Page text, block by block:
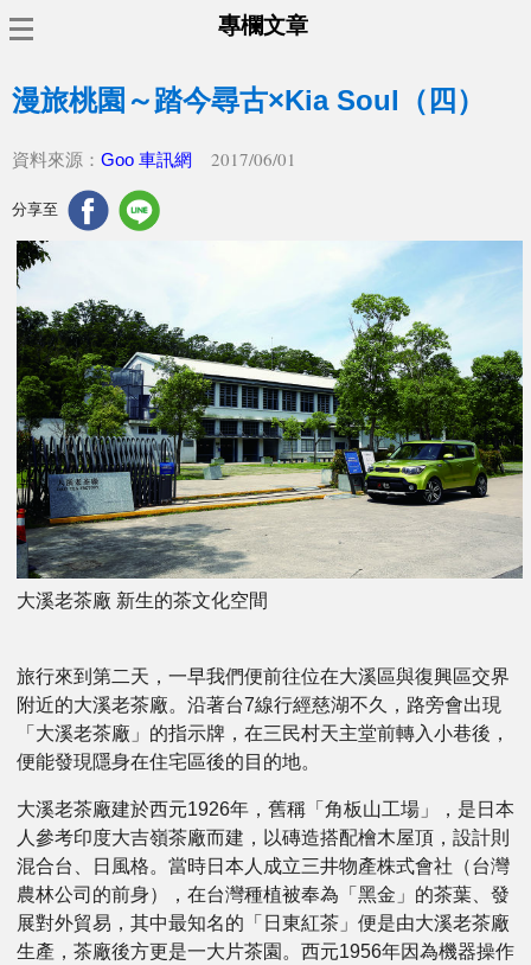
專欄文章
漫旅桃園～踏今尋古×Kia Soul（四）
資料來源： Goo 車訊網 2017/06/01
分享至
大溪老茶廠 新生的茶文化空間
旅行來到第二天，一早我們便前往位在大溪區與復興區交界
附近的大溪老茶廠。沿著台7線行經慈湖不久，路旁會出現
「大溪老茶廠」的指示牌，在三民村天主堂前轉入小巷後，
便能發現隱身在住宅區後的目的地。
大溪老茶廠建於西元1926年，舊稱「角板山工場」，是日本
人參考印度大吉嶺茶廠而建，以磚造搭配檜木屋頂，設計則
混合台、日風格。當時日本人成立三井物產株式會社（台灣
農林公司的前身），在台灣種植被奉為「黑金」的茶葉、發
展對外貿易，其中最知名的「日東紅茶」便是由大溪老茶廠
生產，茶廠後方更是一大片茶園。西元1956年因為機器操作